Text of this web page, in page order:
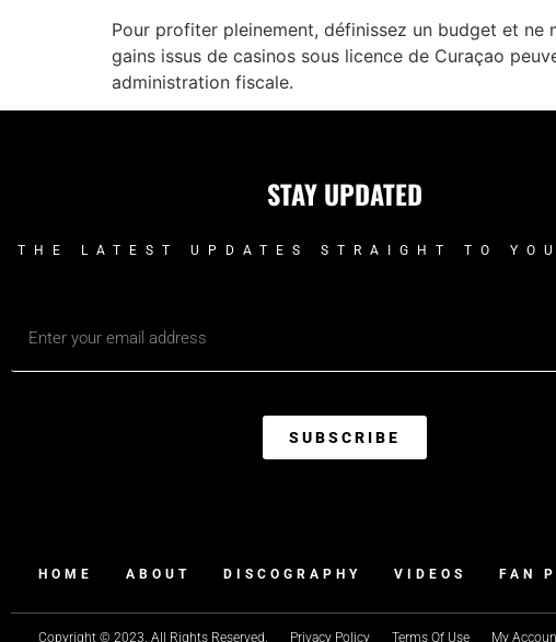
Pour profiter pleinement, définissez un budget et ne
gains issus de casinos sous licence de Curaçao
administration fiscale.
STAY UPDATED
THE LATEST UPDATES STRAIGHT TO
SUBSCRIBE
HOME ABOUT DISCOGRAPHY VIDEOS FAN
Copyright © 2023. All Rights Reserved. Privacy Policy Terms Of Use My